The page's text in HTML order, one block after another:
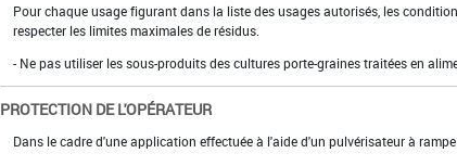
Pour chaque usage figurant dans la liste des usages autorisés, les
respecter les limites maximales de résidus.
- Ne pas utiliser les sous-produits des cultures porte-graines traitées en
PROTECTION DE L'OPÉRATEUR
Dans le cadre d'une application effectuée à l'aide d'un pulvérisateur à rampe